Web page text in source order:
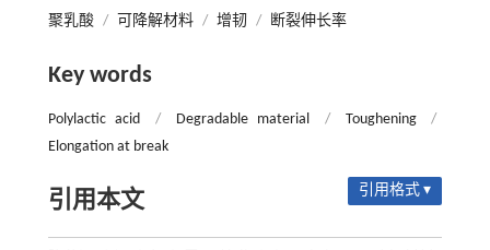
聚乳酸 / 可降解材料 / 增韧 / 断裂伸长率
Key words
Polylactic acid / Degradable material / Toughening
/
Elongation at break
引用本文 引用格式 ▾